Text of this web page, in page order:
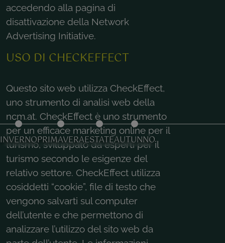
INVERNOPRIMAVERAESTATEAUTUNNO
accedendo alla pagina di
disattivazione della Network
Advertising Initiative.
USO DI CHECKEFFECT
Questo sito web utilizza CheckEffect,
uno strumento di analisi web della
ncm.at. CheckEffect è uno strumento
per un efficace marketing online per il
turismo, sviluppato da esperti per il
turismo secondo le esigenze del
relativo settore. CheckEffect utilizza
cosiddetti “cookie”, file di testo che
vengono salvarti sul computer
dell’utente e che permettono di
analizzare l’utilizzo del sito web da